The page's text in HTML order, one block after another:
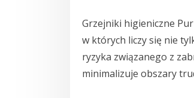
Grzejniki higieniczne
w których liczy się nie
ryzyka związanego z
minimalizuje obszary